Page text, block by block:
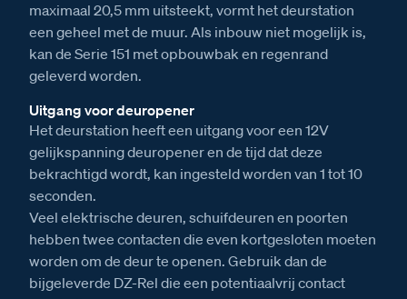
maximaal 20,5 mm uitsteekt, vormt het deurstation
een geheel met de muur. Als inbouw niet mogelijk is,
kan de Serie 151 met opbouwbak en regenrand
geleverd worden.
Uitgang voor deuropener
Het deurstation heeft een uitgang voor een 12V
gelijkspanning deuropener en de tijd dat deze
bekrachtigd wordt, kan ingesteld worden van 1 tot 10
seconden.
Veel elektrische deuren, schuifdeuren en poorten
hebben twee contacten die even kortgesloten moeten
worden om de deur te openen. Gebruik dan de
bijgeleverde DZ-Rel die een potentiaalvrij contact